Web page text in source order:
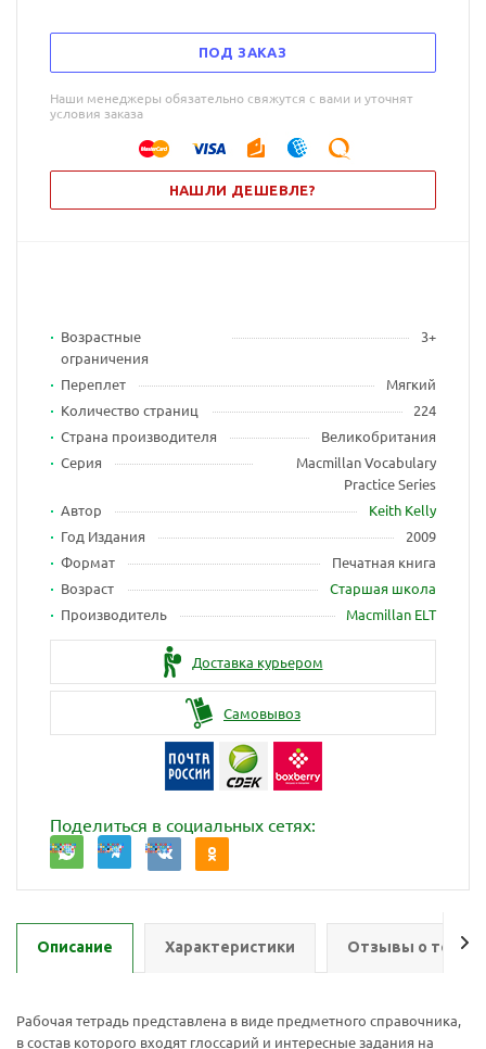
ПОД ЗАКАЗ
Наши менеджеры обязательно свяжутся с вами и уточнят
условия заказа
НАШЛИ ДЕШЕВЛЕ?
Возрастные
ограничения
3+
Переплет
Мягкий
Количество страниц
224
Страна производителя
Великобритания
Серия
Macmillan Vocabulary
Practice Series
Автор
Keith Kelly
Год Издания
2009
Формат
Печатная книга
Возраст
Старшая школа
Производитель
Macmillan ELT
Доставка курьером
Самовывоз
Поделиться в социальных сетях:
Описание Характеристики Отзывы о
Рабочая тетрадь представлена в виде предметного справочника,
в состав которого входят глоссарий и интересные задания на